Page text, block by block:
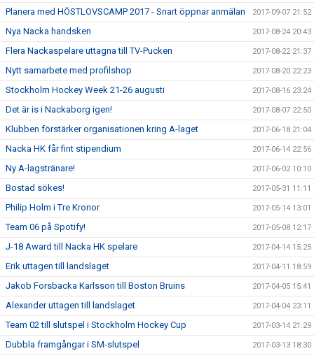
Planera med HÖSTLOVSCAMP 2017 - Snart öppnar anmälan 2017-09-07 21:52
Nya Nacka handsken 2017-08-24 20:43
Flera Nackaspelare uttagna till TV-Pucken 2017-08-22 21:37
Nytt samarbete med profilshop 2017-08-20 22:23
Stockholm Hockey Week 21-26 augusti 2017-08-16 23:24
Det är is i Nackaborg igen! 2017-08-07 22:50
Klubben förstärker organisationen kring A-laget 2017-06-18 21:04
Nacka HK får fint stipendium 2017-06-14 22:56
Ny A-lagstränare! 2017-06-02 10:10
Bostad sökes! 2017-05-31 11:11
Philip Holm i Tre Kronor 2017-05-14 13:01
Team 06 på Spotify! 2017-05-08 12:17
J-18 Award till Nacka HK spelare 2017-04-14 15:25
Erik uttagen till landslaget 2017-04-11 18:59
Jakob Forsbacka Karlsson till Boston Bruins 2017-04-05 15:41
Alexander uttagen till landslaget 2017-04-04 23:11
Team 02 till slutspel i Stockholm Hockey Cup 2017-03-14 21:29
Dubbla framgångar i SM-slutspel 2017-03-13 18:30